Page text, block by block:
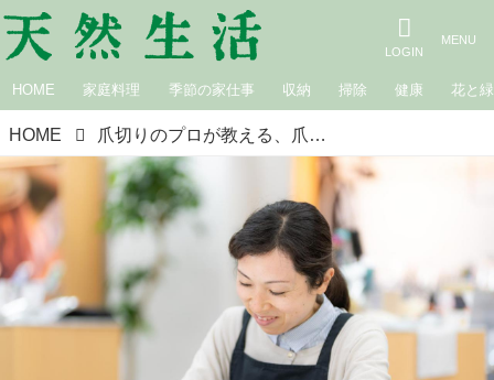
HOME 家庭料理 季節の家仕事 収納 掃除 健康 花と緑
HOME 爪切りのプロが教える、爪を健康に保つための秘訣